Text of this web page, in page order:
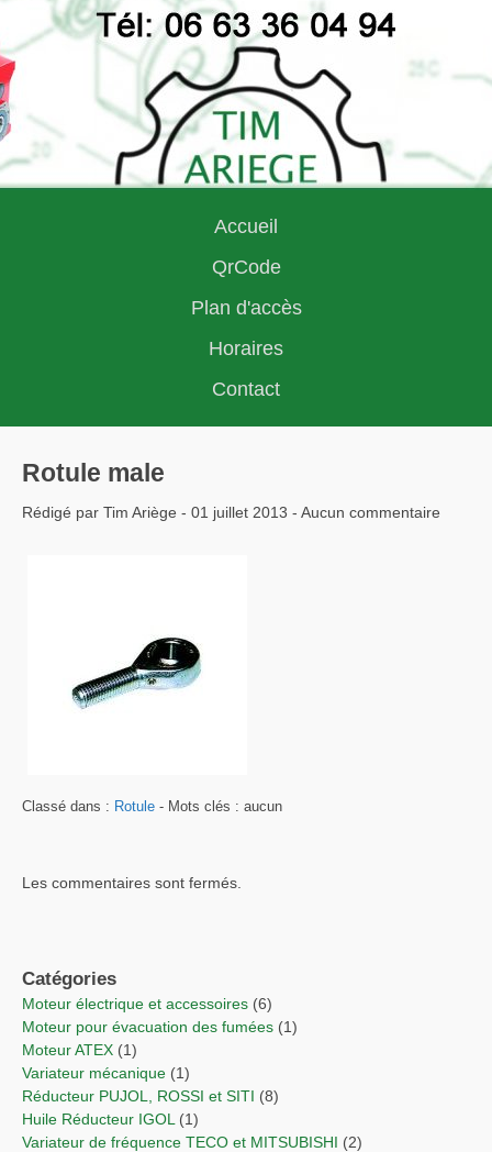
Accueil
QrCode
Plan d'accès
Horaires
Contact
Rotule male
Rédigé par Tim Ariège - 01 juillet 2013 - Aucun commentaire
Classé dans : Rotule - Mots clés : aucun
Les commentaires sont fermés.
Catégories
Moteur électrique et accessoires (6)
Moteur pour évacuation des fumées (1)
Moteur ATEX (1)
Variateur mécanique (1)
Réducteur PUJOL, ROSSI et SITI (8)
Huile Réducteur IGOL (1)
Variateur de fréquence TECO et MITSUBISHI (2)